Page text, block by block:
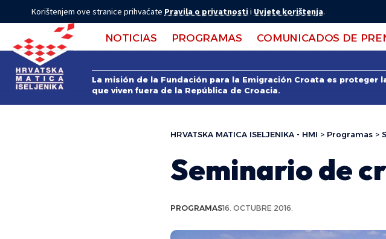
Korištenjem ove stranice prihvaćate Pravila o privatnostii Uvjete korištenja.
NOTICIAS PROGRAMAS COMUNICADOS DE
La misión de la Fundación para la Emigración Croata es
que viven fuera de la República de Croacia.
HRVATSKA MATICA ISELJENIKA - HMI > Programas >
Seminario de
PROGRAMAS16. OCTUBRE 2016.